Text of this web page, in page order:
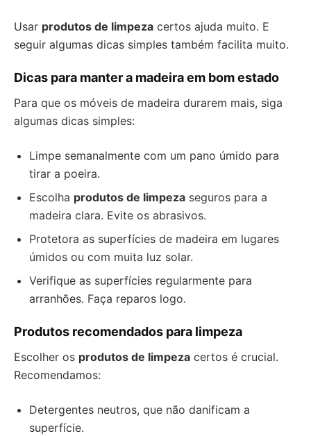
Usar produtos de limpeza certos ajuda muito. E
seguir algumas dicas simples também facilita muito.
Dicas para manter a madeira em bom estado
Para que os móveis de madeira durarem mais, siga
algumas dicas simples:
Limpe semanalmente com um pano úmido para
tirar a poeira.
Escolha produtos de limpeza seguros para a
madeira clara. Evite os abrasivos.
Protetora as superfícies de madeira em lugares
úmidos ou com muita luz solar.
Verifique as superfícies regularmente para
arranhões. Faça reparos logo.
Produtos recomendados para limpeza
Escolher os produtos de limpeza certos é crucial.
Recomendamos:
Detergentes neutros, que não danificam a
superfície.